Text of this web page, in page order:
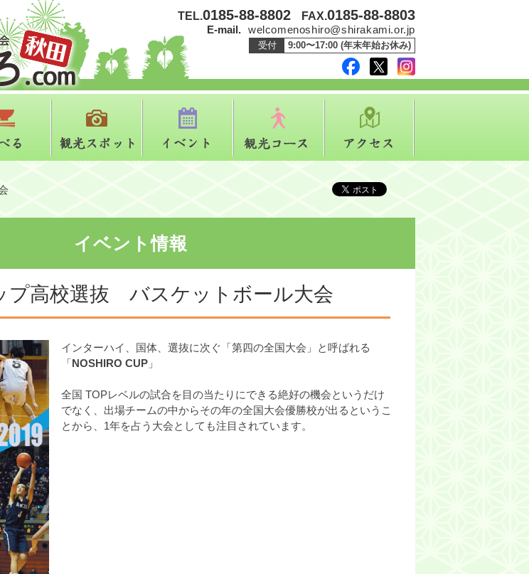
TEL.0185-88-8802 FAX.0185-88-8803
E-mail. welcomenoshiro@shirakami.or.jp
受付 9:00〜17:00 (年末年始お休み)
facebooktwitter
観光スポット 観光コース
イベント情報
プ高校選抜 バスケットボール大会
インターハイ、国体、選抜に次ぐ「第四の全国大会」と呼ばれる
「NOSHIRO CUP」
全国 TOPレベルの試合を目の当たりにできる絶好の機会というだけ
でなく、出場チームの中からその年の全国大会優勝校が出るというこ
とから、1年を占う大会としても注目されています。